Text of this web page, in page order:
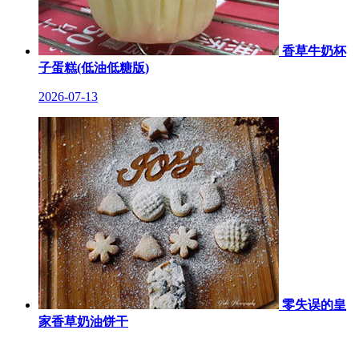
香草牛奶杯
子蛋糕(低油低糖版)
2026-07-13
零失误的皇
家香草奶油饼干